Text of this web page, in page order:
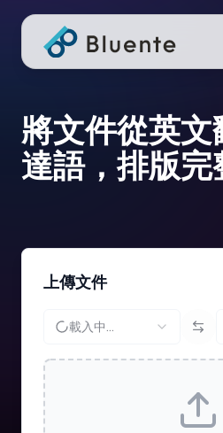
將文件從英
達語，排版完
上傳文件
載入中...